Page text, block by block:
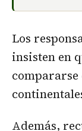
Los
insisten en
Además,